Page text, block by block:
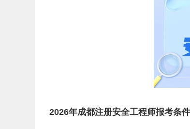
2026年成都注册安全工程师报考条